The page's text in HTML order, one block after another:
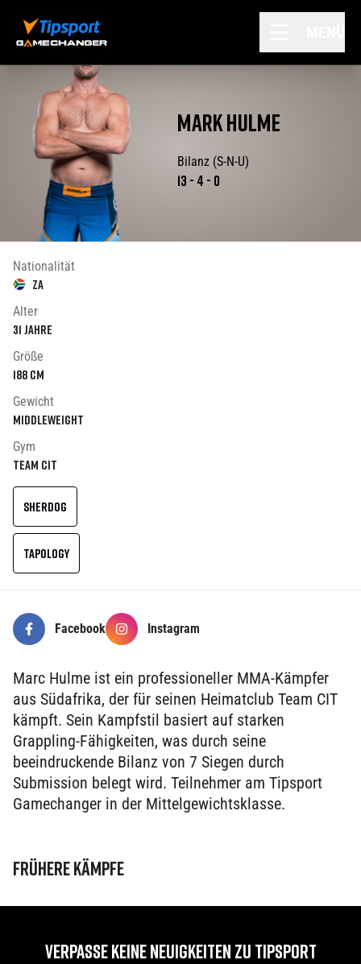
MARKHULME
Bilanz (S-N-U)
13 - 4 - 0
Nationalität
ZA
Alter
31 Jahre
Größe
188 cm
Gewicht
Middleweight
Gym
Team CIT
SHERDOG
TAPOLOGY
Facebook Instagram
Marc Hulme ist ein professioneller MMA-Kämpfer
aus Südafrika, der für seinen Heimatclub Team CIT
kämpft. Sein Kampfstil basiert auf starken
Grappling-Fähigkeiten, was durch seine
beeindruckende Bilanz von 7 Siegen durch
Submission belegt wird. Teilnehmer am Tipsport
Gamechanger in der Mittelgewichtsklasse.
FRÜHERE KÄMPFE
VERPASSE KEINE NEUIGKEITEN ZU TIPSPORT